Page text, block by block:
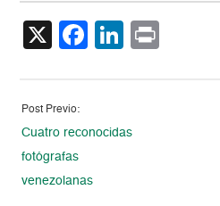
X Facebook
LinkedIn
Post Previo:
Cuatro reconocidas
fotógrafas
venezolanas